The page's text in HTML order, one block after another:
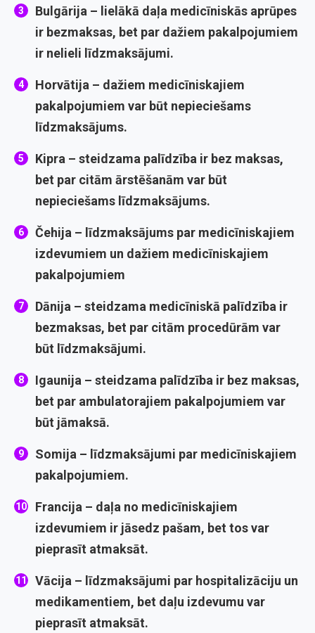
Bulgārija – lielākā daļa medicīniskās aprūpes
ir bezmaksas, bet par dažiem pakalpojumiem
ir nelieli līdzmaksājumi.
Horvātija – dažiem medicīniskajiem
pakalpojumiem var būt nepieciešams
līdzmaksājums.
Kipra – steidzama palīdzība ir bez maksas,
bet par citām ārstēšanām var būt
nepieciešams līdzmaksājums.
Čehija – līdzmaksājums par medicīniskajiem
izdevumiem un dažiem medicīniskajiem
pakalpojumiem
Dānija – steidzama medicīniskā palīdzība ir
bezmaksas, bet par citām procedūrām var
būt līdzmaksājumi.
Igaunija – steidzama palīdzība ir bez maksas,
bet par ambulatorajiem pakalpojumiem var
būt jāmaksā.
Somija – līdzmaksājumi par medicīniskajiem
pakalpojumiem.
Francija – daļa no medicīniskajiem
izdevumiem ir jāsedz pašam, bet tos var
pieprasīt atmaksāt.
Vācija – līdzmaksājumi par hospitalizāciju un
medikamentiem, bet daļu izdevumu var
pieprasīt atmaksāt.